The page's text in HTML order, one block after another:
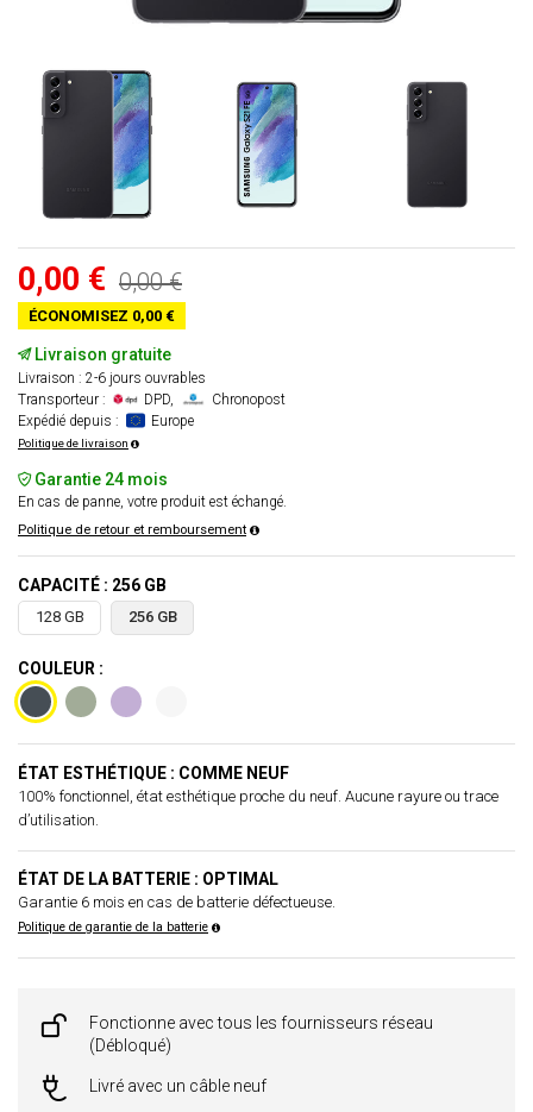
0,00 € 0,00 €
ÉCONOMISEZ 0,00 €
Livraison gratuite
Livraison : 2-6 jours ouvrables
Transporteur :
DPD,
Chronopost
Expédié depuis :
Europe
Politique de livraison
Garantie 24 mois
En cas de panne, votre produit est échangé.
Politique de retour et remboursement
CAPACITÉ : 256 GB
128 GB 256 GB
COULEUR :
ÉTAT ESTHÉTIQUE : COMME NEUF
100% fonctionnel, état esthétique proche du neuf. Aucune rayure ou trace
d’utilisation.
ÉTAT DE LA BATTERIE : OPTIMAL
Garantie 6 mois en cas de batterie défectueuse.
Politique de garantie de la batterie
Fonctionne avec tous les fournisseurs réseau
(Débloqué)
Livré avec un câble neuf